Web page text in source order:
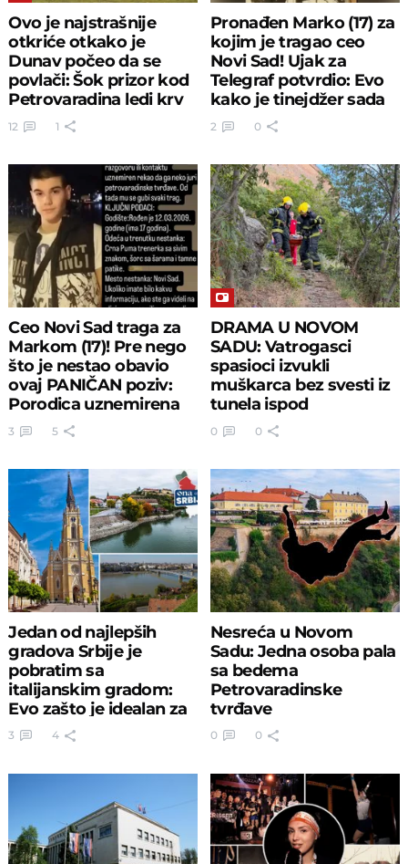
Ovo je najstrašnije
otkriće otkako je
Dunav počeo da se
povlači: Šok prizor kod
Petrovaradina ledi krv
12 1
Pronađen Marko (17) za
kojim je tragao ceo
Novi Sad! Ujak za
Telegraf potvrdio: Evo
kako je tinejdžer sada
2 0
Ceo Novi Sad traga za
Markom (17)! Pre nego
što je nestao obavio
ovaj PANIČAN poziv:
Porodica uznemirena
3 5
DRAMA U NOVOM
SADU: Vatrogasci
spasioci izvukli
muškarca bez svesti iz
tunela ispod
Petrovaradinske
tvrđave!
0 0
Jedan od najlepših
gradova Srbije je
pobratim sa
italijanskim gradom:
Evo zašto je idealan za
vikend odmor
3 4
Nesreća u Novom
Sadu: Jedna osoba pala
sa bedema
Petrovaradinske
tvrđave
0 0